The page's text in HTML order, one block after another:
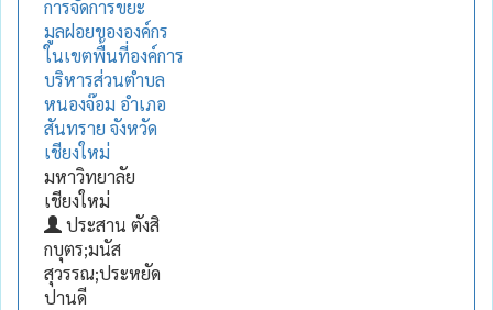
การจัดการขยะ
มูลฝอยขององค์กร
ในเขตพื้นที่องค์การ
บริหารส่วนตำบล
หนองจ๊อม อำเภอ
สันทราย จังหวัด
เชียงใหม่
มหาวิทยาลัย
เชียงใหม่
ประสาน ตังสิ
กบุตร;มนัส
สุวรรณ;ประหยัด
ปานดี